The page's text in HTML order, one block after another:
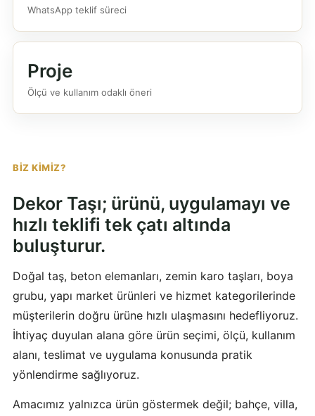
WhatsApp teklif süreci
Proje
Ölçü ve kullanım odaklı öneri
BIZ KIMIZ?
Dekor Taşı; ürünü, uygulamayı ve
hızlı teklifi tek çatı altında
buluşturur.
Doğal taş, beton elemanları, zemin karo taşları, boya
grubu, yapı market ürünleri ve hizmet kategorilerinde
müşterilerin doğru ürüne hızlı ulaşmasını hedefliyoruz.
İhtiyaç duyulan alana göre ürün seçimi, ölçü, kullanım
alanı, teslimat ve uygulama konusunda pratik
yönlendirme sağlıyoruz.
Amacımız yalnızca ürün göstermek değil; bahçe, villa,